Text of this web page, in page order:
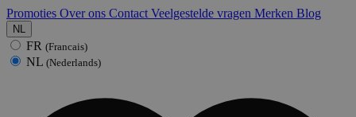
Promoties Over ons Contact Veelgestelde vragen Merken Blog
NL
FR (Francais)
NL (Nederlands)